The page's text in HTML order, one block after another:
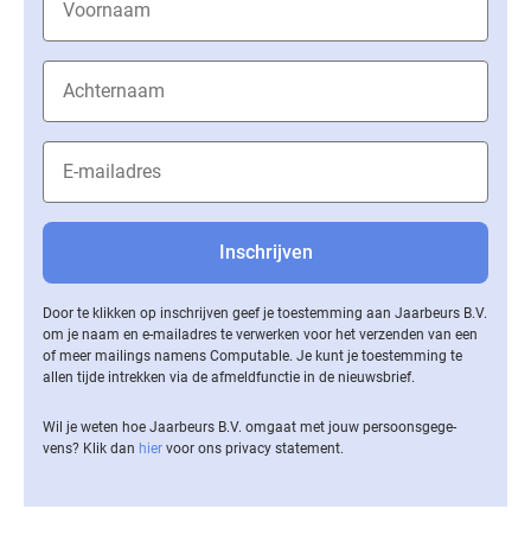
Door te klikken op inschrijven geef je toestemming aan Jaarbeurs B.V.
om je naam en e-mailadres te verwerken voor het verzenden van een
of meer mailings namens Computable. Je kunt je toestemming te
allen tijde intrekken via de af­meld­func­tie in de nieuwsbrief.
Wil je weten hoe Jaarbeurs B.V. omgaat met jouw per­soons­ge­ge­
vens? Klik dan hier voor ons privacy statement.